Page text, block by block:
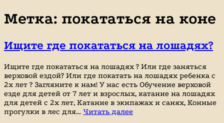
Метка: покататься на коне
Ищите где покататься на лошадях?
Ищите где покататься на лошадях ? Или где заняться
верховой ездой? Или где покатать на лошадях ребенка с
2х лет ? Загляните к нам! У нас есть Обучение верховой
езде для детей от 7 лет и взрослых, катание на лошадях
для детей с 2х лет, Катание в экипажах и санях, Конные
прогулки в лес для… Читать далееИщите